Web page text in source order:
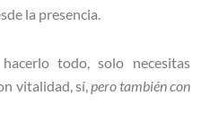
la presencia.
todo, solo necesitas
vitalidad, sí, pero también con